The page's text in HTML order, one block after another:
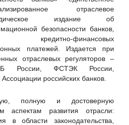
центр», ЗАО
журнал
отраслевое
издание об
безопасности банков,
кредитно-финансовых
платежей. Издается при
отраслевых регуляторов –
России, ФСТЭК России,
российских банков.
полную и достоверную
развития отрасли:
в области законодательства,